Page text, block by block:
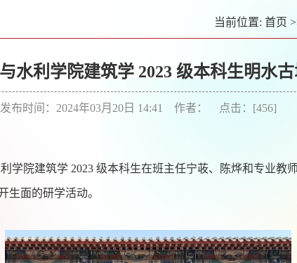
当前位置: 首页
水利学院建筑学 2023 级本科生明水
发布时间：2024年03月20日 14:41 作者： 点击：[456]
学院建筑学 2023 级本科生在班主任宁荍、陈烨和专业教
生面的研学活动。